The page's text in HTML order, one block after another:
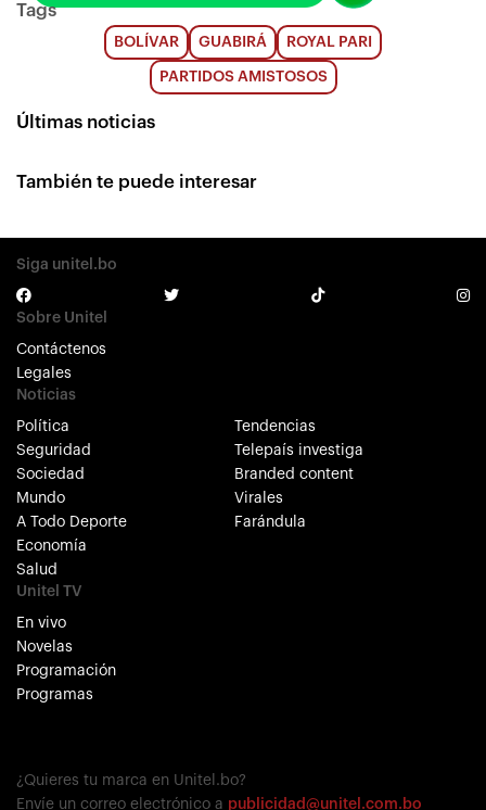
Tags
BOLÍVAR GUABIRÁ ROYAL PARI
PARTIDOS AMISTOSOS
Últimas noticias
También te puede interesar
Siga unitel.bo
Sobre Unitel
Contáctenos
Legales
Noticias
Política
Seguridad
Sociedad
Mundo
A Todo Deporte
Economía
Salud
Tendencias
Telepaís investiga
Branded content
Virales
Farándula
Unitel TV
En vivo
Novelas
Programación
Programas
¿Quieres tu marca en Unitel.bo?
Envíe un correo electrónico a publicidad@unitel.com.bo